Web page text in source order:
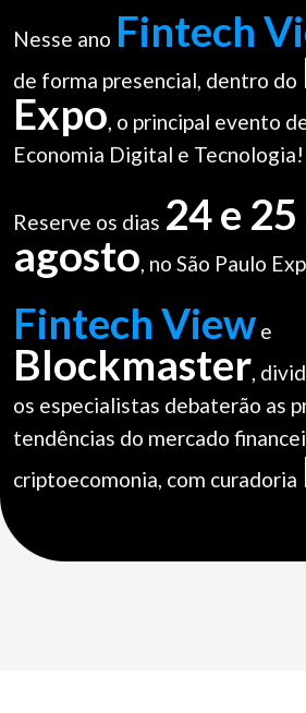
Nesse ano Fintech
de forma presencial, dentro do
Expo, o principal evento
Economia Digital e Tecnologia!
Reserve os dias 24 e
agosto, no São Paulo
Fintech View e
Blockmaster,
os especialistas debaterão as
tendências do mercado
criptoecomonia, com curadoria